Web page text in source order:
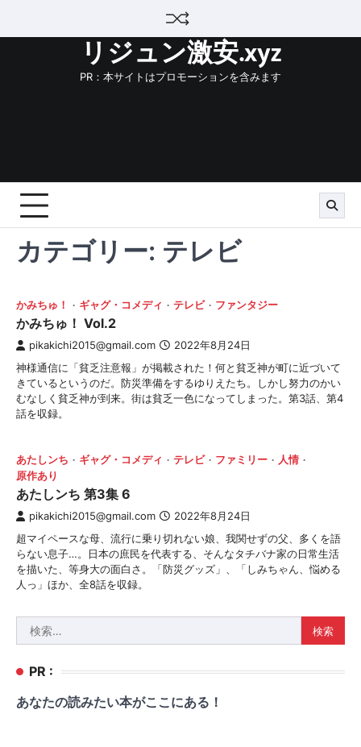
リジュン激安.xyz
PR：本サイトはプロモーションを含みます
カテゴリー: テレビ
かみちゅ！ ギャグ・コメディ テレビ ファンタジー
かみちゅ！ Vol.2
pikakichi2015@gmail.com 2022年8月24日
神様通信に「貧乏注意報」が掲載された！何と貧乏神が町に近づいて
きているというのだ。防災準備をするゆりえたち。しかし努力のかい
むなしく貧乏神が到来。街は貧乏一色になってしまった。第3話、第4
話を収録。
あたしンち ギャグ・コメディ テレビ ファミリー
人情
原作あり
あたしンち 第3集 6
pikakichi2015@gmail.com 2022年8月24日
超マイペースな母、流行に乗り切れない娘、我関せずの父、多くを語
らない息子…。日本の庶民を代表する、そんなタチバナ家の日常生活
を描いた、等身大の面白さ。「防災グッズ」、「しみちゃん、悩める
人っ」ほか、全8話を収録。
索:
PR :
あなたの読みたい本がここにある！